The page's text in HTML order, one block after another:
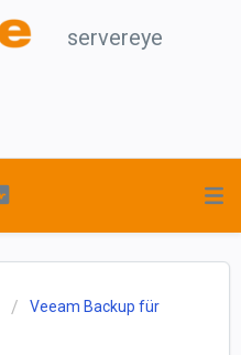
servereye
Veeam Backup für